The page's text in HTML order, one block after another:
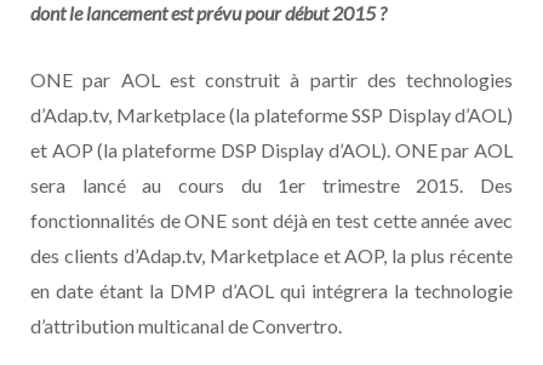
dont le lancement est prévu pour début 2015 ?
ONE par AOL est construit à partir des technologies
d’Adap.tv, Marketplace (la plateforme SSP Display d’AOL)
et AOP (la plateforme DSP Display d’AOL). ONE par AOL
sera lancé au cours du 1er trimestre 2015. Des
fonctionnalités de ONE sont déjà en test cette année avec
des clients d’Adap.tv, Marketplace et AOP, la plus récente
en date étant la DMP d’AOL qui intégrera la technologie
d’attribution multicanal de Convertro.